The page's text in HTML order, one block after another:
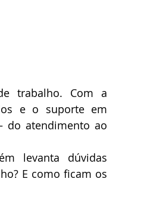
trabalho. Com a
e o suporte em
do atendimento ao
levanta dúvidas
E como ficam os